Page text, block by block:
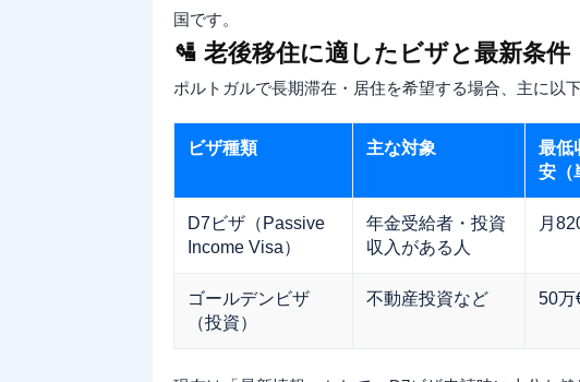
国です。
🛂 老後移住に適したビザと最新条件
ポルトガルで長期滞在・居住を希望する場合、主に以
ビザ種類 主な対象
最低
安（
D7ビザ（Passive
Income Visa）
年金受給者・投資
収入がある人
月
ゴールデンビザ
（投資）
不動産投資など 50万